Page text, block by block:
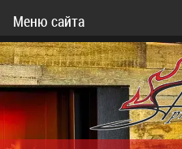
Меню сайта